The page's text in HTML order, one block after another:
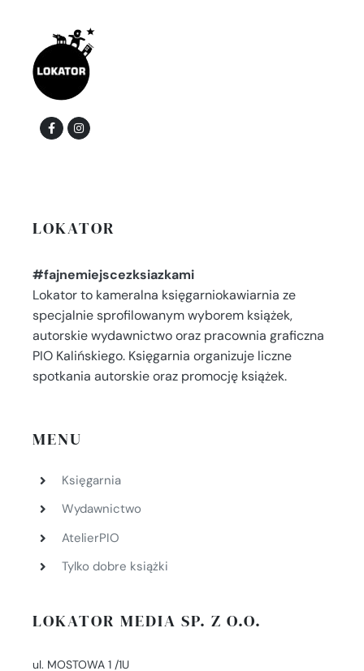
LOKATOR
#fajnemiejscezksiazkami
Lokator to kameralna księgarniokawiarnia ze
specjalnie sprofilowanym wyborem książek,
autorskie wydawnictwo oraz pracownia graficzna
PIO Kalińskiego. Księgarnia organizuje liczne
spotkania autorskie oraz promocję książek.
MENU
Księgarnia
Wydawnictwo
AtelierPIO
Tylko dobre książki
LOKATOR MEDIA SP. Z O.O.
ul. MOSTOWA 1 /1U